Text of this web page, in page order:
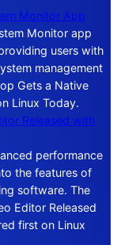
Monitor App
Monitor app
users with
management
Gets a Native
Linux Today.
Released with
performance
the features of
software. The
Editor Released
first on Linux